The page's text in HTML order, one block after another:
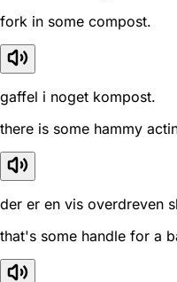
fork in some compost.
gaffel i noget kompost.
there is some hammy
der er en vis overdreven
that's some handle for a